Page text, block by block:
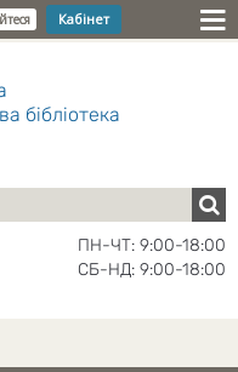
Кабінет
бібліотека
ПН-ЧТ: 9:00-18:00
СБ-НД: 9:00-18:00